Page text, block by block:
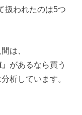
扱われたのは5つ
は、
があるなら買う
析しています。